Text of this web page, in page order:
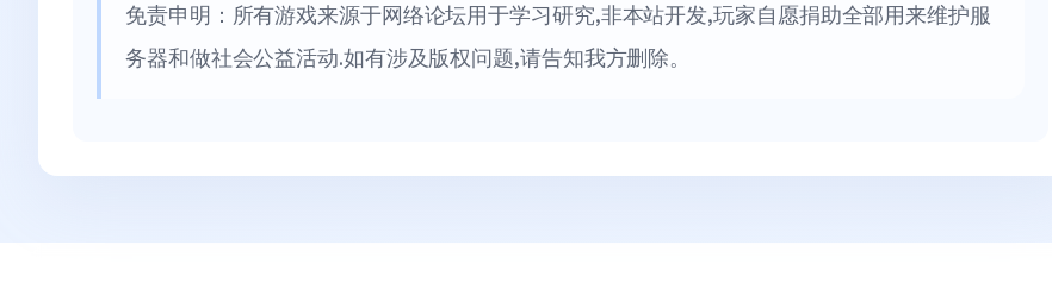
免责申明：所有游戏来源于网络论坛用于学习研究,非本站开发,玩家自愿捐助全部用来维护服
务器和做社会公益活动.如有涉及版权问题,请告知我方删除。